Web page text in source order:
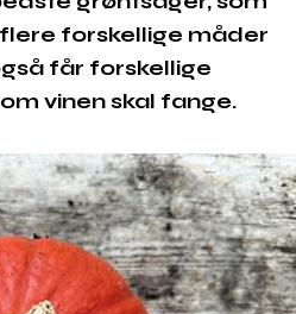
forskellige måder
får forskellige
vinen skal fange.